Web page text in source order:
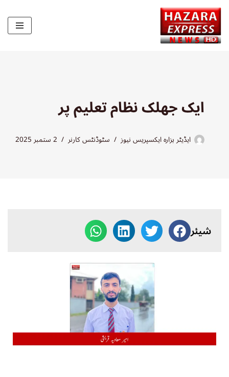
Skip
to
ایک جھلک نظام تعلیم پر
ایڈیٹر ہزارہ ایکسپریس نیوز سٹوڈنٹس کارنر 2 ستمبر 2025
شیئر